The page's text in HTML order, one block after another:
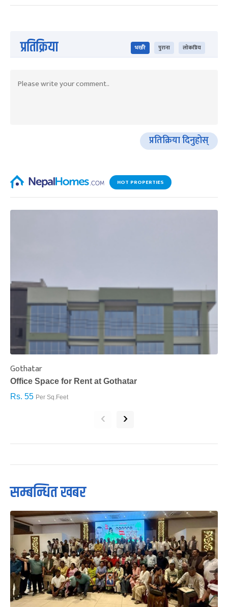
प्रतिक्रिया भर्खरै पुराना लोकप्रिय
प्रतिक्रिया दिनुहोस्
HOT PROPERTIES
Gothatar
Office Space for Rent at Gothatar
Rs. 55 Per Sq.Feet
‹ ›
सम्बन्धित खबर